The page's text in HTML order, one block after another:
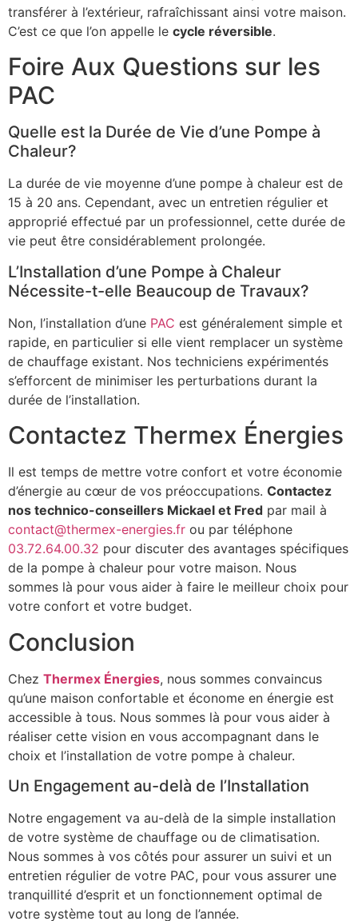
transférer à l’extérieur, rafraîchissant ainsi votre maison.
C’est ce que l’on appelle le cycle réversible.
Foire Aux Questions sur les
PAC
Quelle est la Durée de Vie d’une Pompe à
Chaleur?
La durée de vie moyenne d’une pompe à chaleur est de
15 à 20 ans. Cependant, avec un entretien régulier et
approprié effectué par un professionnel, cette durée de
vie peut être considérablement prolongée.
L’Installation d’une Pompe à Chaleur
Nécessite-t-elle Beaucoup de Travaux?
Non, l’installation d’une PAC est généralement simple et
rapide, en particulier si elle vient remplacer un système
de chauffage existant. Nos techniciens expérimentés
s’efforcent de minimiser les perturbations durant la
durée de l’installation.
Contactez Thermex Énergies
Il est temps de mettre votre confort et votre économie
d’énergie au cœur de vos préoccupations. Contactez
nos technico-conseillers Mickael et Fred par mail à
contact@thermex-energies.fr ou par téléphone
03.72.64.00.32 pour discuter des avantages spécifiques
de la pompe à chaleur pour votre maison. Nous
sommes là pour vous aider à faire le meilleur choix pour
votre confort et votre budget.
Conclusion
Chez Thermex Énergies, nous sommes convaincus
qu’une maison confortable et économe en énergie est
accessible à tous. Nous sommes là pour vous aider à
réaliser cette vision en vous accompagnant dans le
choix et l’installation de votre pompe à chaleur.
Un Engagement au-delà de l’Installation
Notre engagement va au-delà de la simple installation
de votre système de chauffage ou de climatisation.
Nous sommes à vos côtés pour assurer un suivi et un
entretien régulier de votre PAC, pour vous assurer une
tranquillité d’esprit et un fonctionnement optimal de
votre système tout au long de l’année.